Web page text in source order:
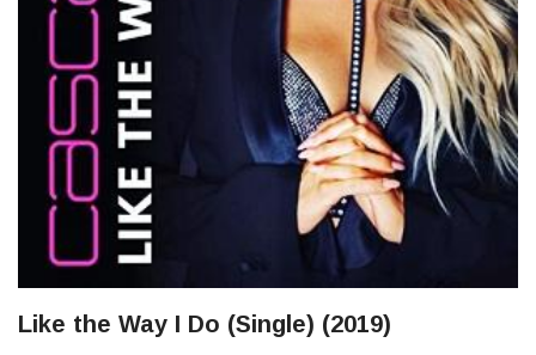
Like the Way I Do (Single) (2019)